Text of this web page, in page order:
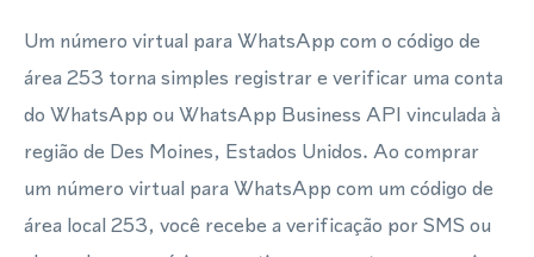
Um número virtual para WhatsApp com o código de
área 253 torna simples registrar e verificar uma conta
do WhatsApp ou WhatsApp Business API vinculada à
região de Des Moines, Estados Unidos. Ao comprar
um número virtual para WhatsApp com um código de
área local 253, você recebe a verificação por SMS ou